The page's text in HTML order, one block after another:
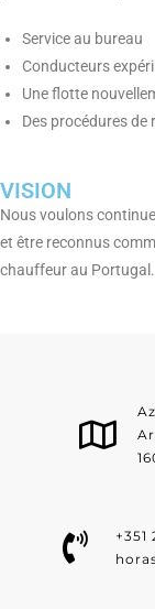
Service au bureau
Conducteurs
Une flotte
Des procédures
VISION
Nous voulons
et être reconnus
chauffeur au Portugal.
+351